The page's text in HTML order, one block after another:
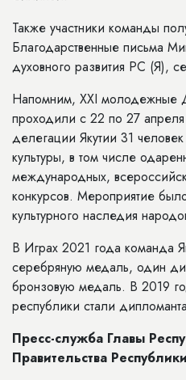
Также участники команды
Благодарственные письма
духовного развития РС (Я),
Напомним, ХХI молодежные
проходили с 22 по 27
делегации Якутии 31
культуры, в том числе
международных,
конкурсов. Мероприятие
культурного наследия
В Играх 2021 года команда
серебряную медаль, один
бронзовую медаль. В 2019
республики стали
Пресс-служба Главы
Правительства